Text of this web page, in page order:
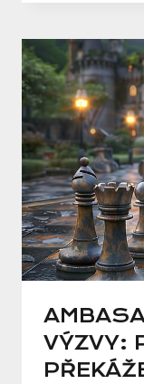
VÝZVY: